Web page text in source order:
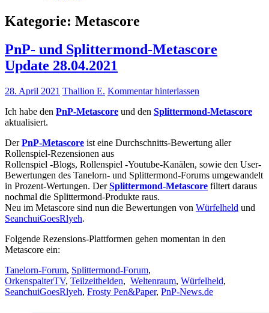
Kategorie: Metascore
PnP- und Splittermond-Metascore
Update 28.04.2021
28. April 2021 Thallion E. Kommentar hinterlassen
Ich habe den PnP-Metascore und den Splittermond-Metascore
aktualisiert.
DerPnP-Metascore ist eine Durchschnitts-Bewertung aller
Rollenspiel-Rezensionen aus
Rollenspiel -Blogs, Rollenspiel -Youtube-Kanälen, sowie den User-
Bewertungen des Tanelorn- und Splittermond-Forums umgewandelt
in Prozent-Wertungen. DerSplittermond-Metascore filtert daraus
nochmal die Splittermond-Produkte raus.
Neu im Metascore sind nun die Bewertungen von Würfelheld und
SeanchuiGoesRlyeh.
Folgende Rezensions-Plattformen gehen momentan in den
Metascore ein:
Tanelorn-Forum, Splittermond-Forum,
OrkenspalterTV, Teilzeithelden, Weltenraum, Würfelheld,
SeanchuiGoesRlyeh, Frosty Pen&Paper, PnP-News.de